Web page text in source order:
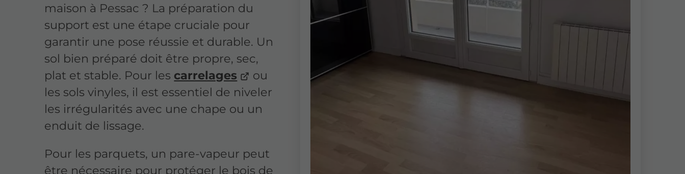
maison à Pessac ? La préparation du
support est une étape cruciale pour
garantir une pose réussie et durable. Un
sol bien préparé doit être propre, sec,
plat et stable. Pour les carrelages
ou
les sols vinyles, il est essentiel de niveler
les irrégularités avec une chape ou un
enduit de lissage.
Pour les parquets, un pare-vapeur peut
être nécessaire pour protéger le bois de